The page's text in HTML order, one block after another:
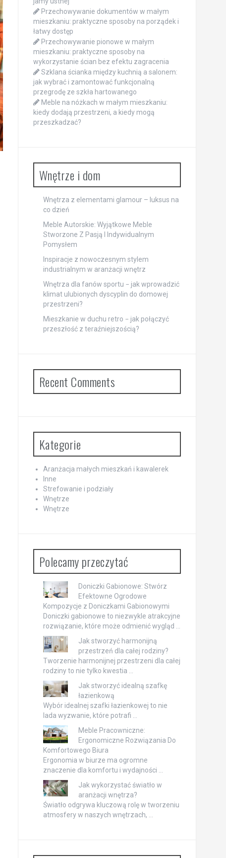
Przechowywanie dokumentów w małym
mieszkaniu: praktyczne sposoby na porządek i
łatwy dostęp
Przechowywanie pionowe w małym
mieszkaniu: praktyczne sposoby na
wykorzystanie ścian bez efektu zagracenia
Szklana ścianka między kuchnią a salonem:
jak wybrać i zamontować funkcjonalną
przegrodę ze szkła hartowanego
Meble na nóżkach w małym mieszkaniu:
kiedy dodają przestrzeni, a kiedy mogą
przeszkadzać?
Wnętrze i dom
Wnętrza z elementami glamour – luksus na
co dzień
Meble Autorskie: Wyjątkowe Meble
Stworzone Z Pasją I Indywidualnym
Pomysłem
Inspiracje z nowoczesnym stylem
industrialnym w aranżacji wnętrz
Wnętrza dla fanów sportu − jak wprowadzić
klimat ulubionych dyscyplin do domowej
przestrzeni?
Mieszkanie w duchu retro − jak połączyć
przeszłość z teraźniejszością?
Recent Comments
Kategorie
Aranżacja małych mieszkań i kawalerek
Inne
Strefowanie i podziały
Wnętrze
Wnętrze
Polecamy przeczytać
Doniczki Gabionowe: Stwórz
Efektowne Ogrodowe
Kompozycje z Doniczkami Gabionowymi
Doniczki gabionowe to niezwykle atrakcyjne
rozwiązanie, które może odmienić wygląd …
Jak stworzyć harmonijną
przestrzeń dla całej rodziny?
Tworzenie harmonijnej przestrzeni dla całej
rodziny to nie tylko kwestia …
Jak stworzyć idealną szafkę
łazienkową
Wybór idealnej szafki łazienkowej to nie
lada wyzwanie, które potrafi …
Meble Pracowniczne:
Ergonomiczne Rozwiązania Do
Komfortowego Biura
Ergonomia w biurze ma ogromne
znaczenie dla komfortu i wydajności …
Jak wykorzystać światło w
aranżacji wnętrza?
Światło odgrywa kluczową rolę w tworzeniu
atmosfery w naszych wnętrzach, …